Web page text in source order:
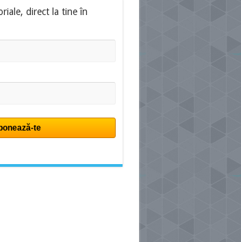
direct la tine în